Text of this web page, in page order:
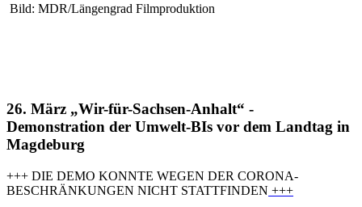
Bild: MDR/Längengrad Filmproduktion
26. März „Wir-für-Sachsen-Anhalt“ -
Demonstration der Umwelt-BIs vor dem Landtag in
Magdeburg
+++ DIE DEMO KONNTE WEGEN DER CORONA-
BESCHRÄNKUNGEN NICHT STATTFINDEN +++